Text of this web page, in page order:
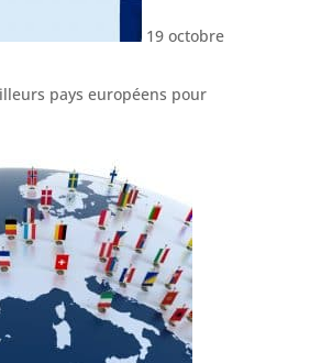
19 octobre
pays européens pour